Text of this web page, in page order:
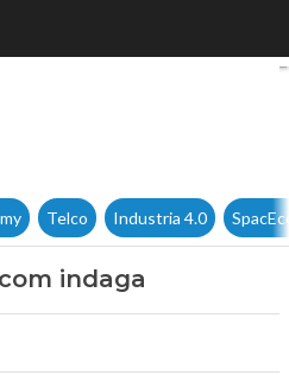
vs telco, Agcom indaga
Telco Industria 4.0
indaga